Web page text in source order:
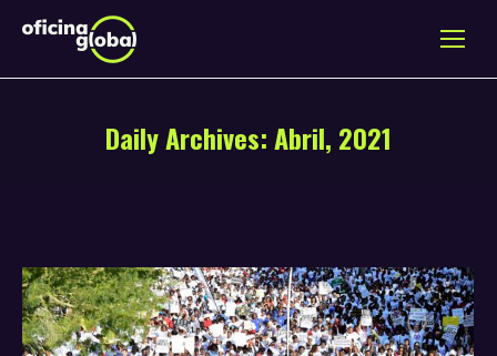
Daily Archives:Abril, 2021